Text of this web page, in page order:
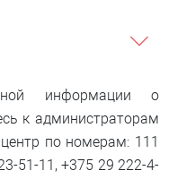
информации о
к администраторам
по номерам: 111
51-11, +375 29 222-4-